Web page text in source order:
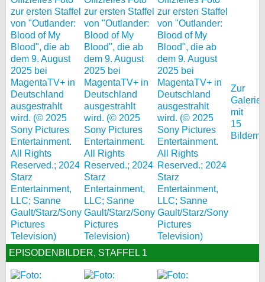
Zur
Galerie
mit
15
Bildern
EPISODENBILDER, STAFFEL 1
Kontakt
Nutzungsbedingungen
Datenschutz
Cookie-Einstellungen
Impressum
Desktop-Ansicht
myFanbase